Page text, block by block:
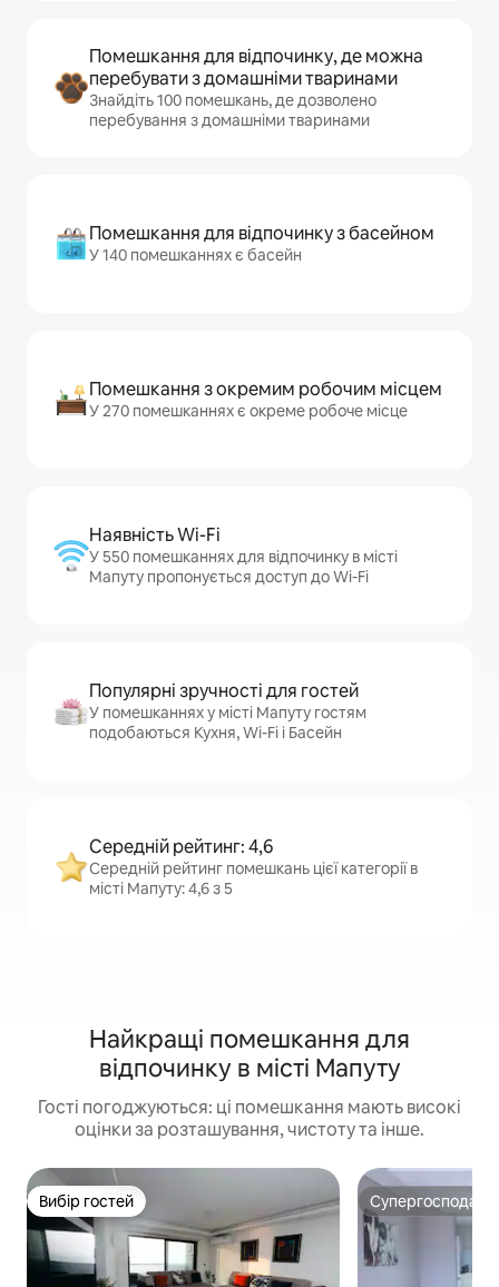
Помешкання для відпочинку, де можна
перебувати з домашніми тваринами
Знайдіть 100 помешкань, де дозволено
перебування з домашніми тваринами
Помешкання для відпочинку з басейном
У 140 помешканнях є басейн
Помешкання з окремим робочим місцем
У 270 помешканнях є окреме робоче місце
Наявність Wi-Fi
У 550 помешканнях для відпочинку в місті
Мапуту пропонується доступ до Wi-Fi
Популярні зручності для гостей
У помешканнях у місті Мапуту гостям
подобаються Кухня, Wi-Fi і Басейн
Середній рейтинг: 4,6
Середній рейтинг помешкань цієї категорії в
місті Мапуту: 4,6 з 5
Найкращі помешкання для
відпочинку в місті Мапуту
Гості погоджуються: ці помешкання мають високі
оцінки за розташування, чистоту та інше.
Вибір гостей
Вибір гостей Супергосподар
Супергосподар